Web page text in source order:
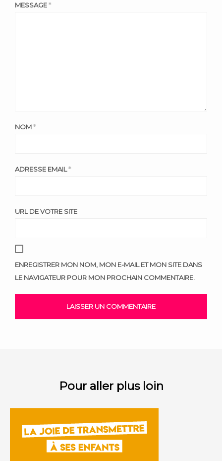
MESSAGE*
NOM*
ADRESSE EMAIL*
URL DE VOTRE SITE
ENREGISTRER MON NOM, MON E-MAIL ET MON SITE DANS
LE NAVIGATEUR POUR MON PROCHAIN COMMENTAIRE.
Pour aller plus loin